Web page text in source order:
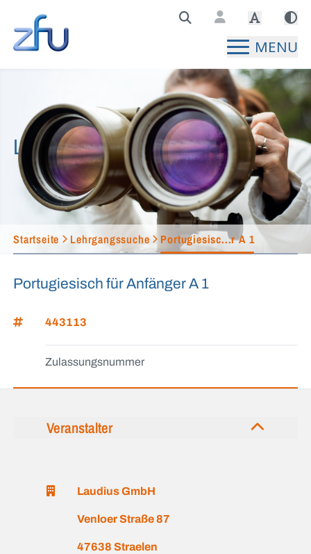
Zentralstelle für Fernunterricht Hauptseite
MENU
Lehrgangssuche
Startseite Lehrgangssuche Portugiesisc...r A 1
Portugiesisch für Anfänger A 1
443113
Zulassungsnummer
Veranstalter
Laudius GmbH
Venloer Straße 87
47638 Straelen